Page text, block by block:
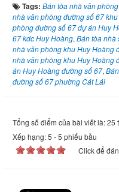
Tags: Bán tòa nhà văn
nhà văn phòng đường số 67
phòng đường số 67 dự án Huy
67 kdc Huy Hoàng, Bán tòa nhà
nhà văn phòng khu Huy Hoàng
nhà văn phòng khu Huy Hoàng
án Huy Hoàng đường số 67,
đường số 67 phường Cát Lái
Tổng số điểm của bài viết là: 25
Xếp hạng:5 -5 phiếu bầu
Click để